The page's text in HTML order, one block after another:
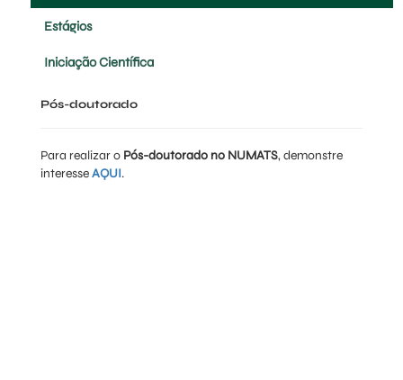
Estágios
Iniciação Científica
Pós-doutorado
Para realizar o Pós-doutorado no NUMATS, demonstre
interesseAQUI.